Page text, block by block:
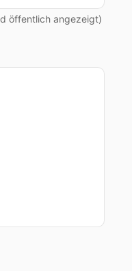
öffentlich angezeigt)